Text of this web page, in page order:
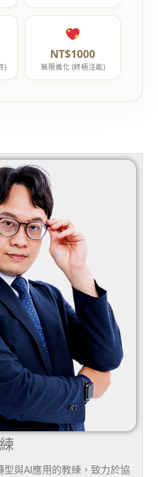
)
NT$1000
無限進化 (終極注能)
與AI應用的教練，致力於協